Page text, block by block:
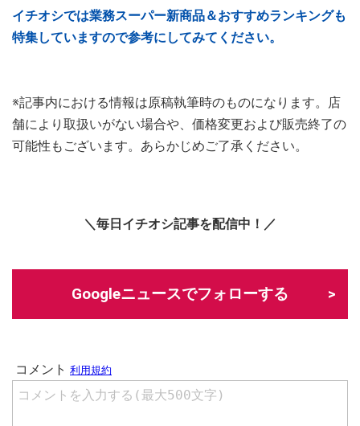
イチオシでは業務スーパー新商品＆おすすめランキングも
特集していますので参考にしてみてください。
※記事内における情報は原稿執筆時のものになります。店
舗により取扱いがない場合や、価格変更および販売終了の
可能性もございます。あらかじめご了承ください。
＼毎日イチオシ記事を配信中！／
Googleニュースでフォローする